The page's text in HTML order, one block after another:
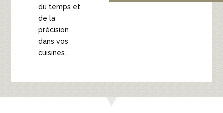
du temps et
de la
précision
dans vos
cuisines.